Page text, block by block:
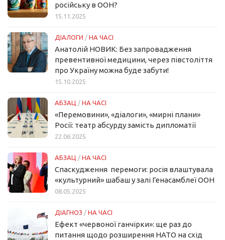
російську в ООН?
15.11.2025
ДІАЛОГИ / НА ЧАСІ
Анатолій НОВИК: Без запровадження
превентивної медицини, через півстоліття
про Україну можна буде забути!
15.10.2025
АБЗАЦ / НА ЧАСІ
«Перемовини», «діалоги», «мирні плани»
Росії: театр абсурду замість дипломатії
22.06.2025
АБЗАЦ / НА ЧАСІ
Спаскудження перемоги: росія влаштувала
«культурний» шабаш у залі Генасамблеї ООН
08.05.2025
ДІАГНОЗ / НА ЧАСІ
Ефект «червоної ганчірки»: ще раз до
питання щодо розширення НАТО на схід